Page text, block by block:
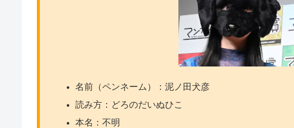
名前（ペンネーム）：泥ノ田犬彦
読み方：どろのだいぬひこ
本名：不明